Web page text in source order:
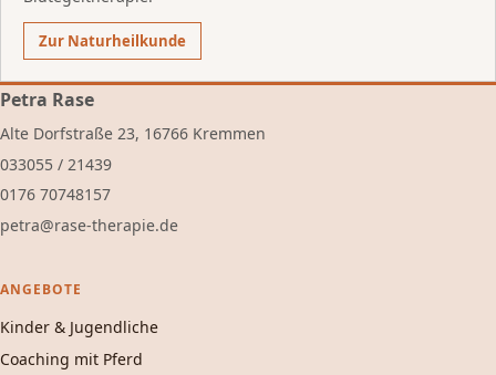
Zur Naturheilkunde
Petra Rase
Alte Dorfstraße 23, 16766 Kremmen
033055 / 21439
0176 70748157
ed.eipareht-esar@artep
ANGEBOTE
Kinder & Jugendliche
Coaching mit Pferd